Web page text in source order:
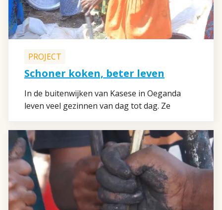
PROJECT
Schoner koken, beter leven
In de buitenwijken van Kasese in Oeganda
leven veel gezinnen van dag tot dag. Ze
dagloner of bodaboda-chauffeur, de
alomtegenwoordige brommertaxi’s. De
vrouwen verzorgen de dagelijkse maaltijden.
Die worden gekookt op vuur, waarvoor
houtskool of sprokkelhout wordt gebruikt.
Hout wordt echter schaars en duur en de
dagelijkse brandstof voor het kookvuur